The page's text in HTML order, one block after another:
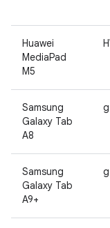
Huawei
MediaPad
M5
Samsung
Galaxy Tab
A8
Samsung
Galaxy Tab
A9+